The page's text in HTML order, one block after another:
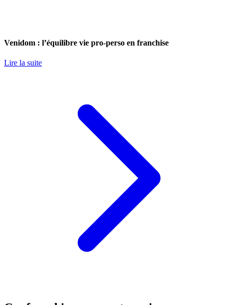
Venidom : l’équilibre vie pro-perso en franchise
Lire la suite